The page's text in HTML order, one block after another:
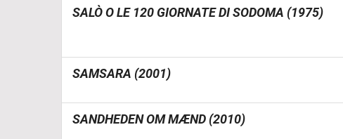
SALÒ O LE 120 GIORNATE DI SODOMA (1975)
SAMSARA (2001)
SANDHEDEN OM MÆND (2010)